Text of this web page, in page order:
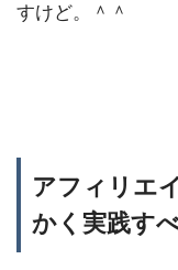
すけど。＾＾
アフィリエ
かく実践す